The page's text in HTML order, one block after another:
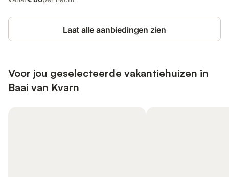
Laat alle aanbiedingen zien
Voor jou geselecteerde vakantiehuizen in
Baai van Kvarn